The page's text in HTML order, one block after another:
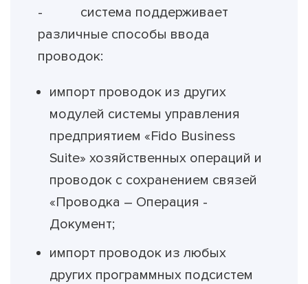
- система поддерживает
различные способы ввода
проводок:
импорт проводок из других
модулей системы управления
предприятием «Fido Business
Suite» хозяйственных операций и
проводок с сохранением связей
«Проводка – Операция -
Документ;
импорт проводок из любых
других программных подсистем